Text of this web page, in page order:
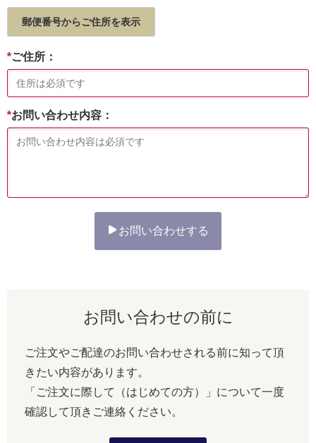
郵便番号からご住所を表示
*ご住所：
*お問い合わせ内容：
お問い合わせする
お問い合わせの前に
ご注文やご配達のお問い合わせされる前に知って頂
きたい内容があります。
「ご注文に際して（はじめての方）」について一度
確認して頂きご連絡ください。